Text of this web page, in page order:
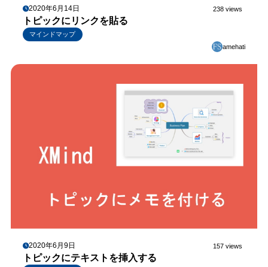
2020年6月14日 238 views
トピックにリンクを貼る
マインドマップ
amehati
2020年6月9日 157 views
トピックにテキストを挿入する